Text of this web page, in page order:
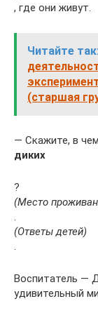
, где они живут.
Читайте
(старшая
— Скажите, в
диких
?
(Место
.
(Ответы детей)
.
Воспитатель —
удивительный